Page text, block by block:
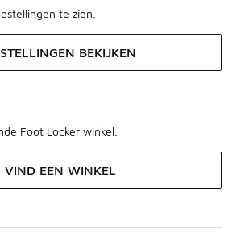
te zien.
BEKIJKEN
Foot Locker winkel.
VIND EEN WINKEL